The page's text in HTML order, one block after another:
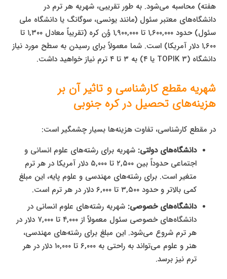
هفته) محاسبه می‌شود. به طور تقریبی، شهریه هر ترم در
دانشگاه‌های معتبر سئول (مانند یونسی، سوگانگ یا دانشگاه ملی
سئول) حدود ۱,۶۰۰,۰۰۰ تا ۱,۹۰۰,۰۰۰ وُن کره (تقریباً معادل ۱,۳۰۰ تا
۱,۶۰۰ دلار آمریکا) است. شما معمولاً برای رسیدن به سطح مورد نیاز
دانشگاه (TOPIK 3 یا ۴) به ۳ تا ۴ ترم نیاز خواهید داشت.
شهریه مقطع کارشناسی و تاثیر آن بر
هزینه‌های تحصیل در کره جنوبی
در مقطع کارشناسی، تفاوت هزینه‌ها بسیار چشمگیر است:
دانشگاه‌های دولتی: شهریه برای رشته‌های علوم انسانی و
اجتماعی حدوداً بین ۲,۵۰۰ تا ۵,۰۰۰ دلار آمریکا در هر ترم
متغیر است. برای رشته‌های مهندسی و علوم پایه، این مبلغ
کمی بالاتر و حدود ۳,۵۰۰ تا ۶,۰۰۰ دلار در هر ترم است.
دانشگاه‌های خصوصی: شهریه رشته‌های علوم انسانی در
دانشگاه‌های خصوصی سئول معمولاً از ۴,۰۰۰ تا ۷,۰۰۰ دلار در
هر ترم شروع می‌شود. این مبلغ برای رشته‌های مهندسی،
هنر و علوم می‌تواند به راحتی به ۶,۰۰۰ تا ۱۰,۰۰۰ دلار در هر
ترم نیز برسد.